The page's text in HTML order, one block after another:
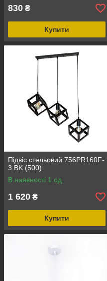
830 ₴
Купити
Підвіс стельовий 756PR160F-
3 BK (500)
В наявності 1 од.
1 620 ₴
Купити